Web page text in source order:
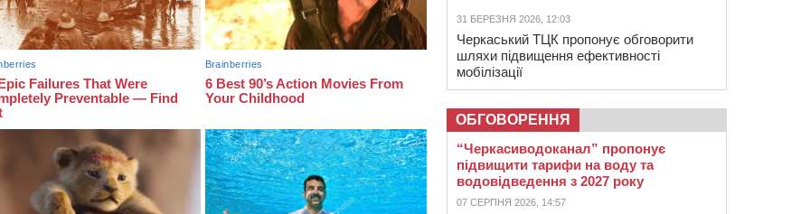
31 БЕРЕЗНЯ 2026, 12:03
Черкаський ТЦК пропонує обговорити
шляхи підвищення ефективності
мобілізації
ОБГОВОРЕННЯ
“Черкасиводоканал” пропонує
підвищити тарифи на воду та
водовідведення з 2027 року
07 СЕРПНЯ 2026, 14:57